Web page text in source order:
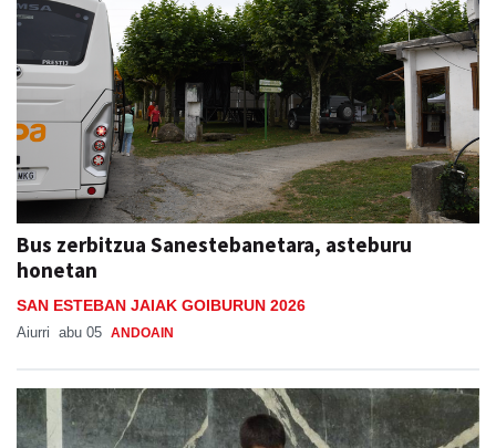
Bus zerbitzua Sanestebanetara, asteburu
honetan
SAN ESTEBAN JAIAK GOIBURUN 2026
Aiurri abu 05 ANDOAIN